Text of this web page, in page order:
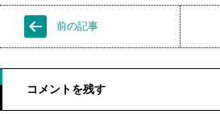
前の記事
コメントを残す